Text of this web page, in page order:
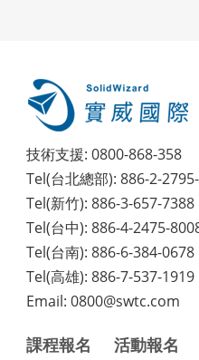
技術支援: 0800-868-358
Tel(台北總部): 886-2-
Tel(新竹): 886-3-657-7388
Tel(台中): 886-4-2475-
Tel(台南): 886-6-384-0678
Tel(高雄): 886-7-537-1919
Email: 0800@swtc.com
課程報名 活動報名